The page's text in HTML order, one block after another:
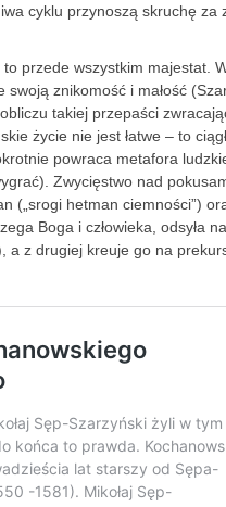
cyklu przynoszą skruchę za
to przede wszystkim majestat.
znikomość i małość
takiej przepaści
życie nie jest łatwe – to
powraca metafora
Zwycięstwo nad
(„srogi hetman ciemności”)
Boga i człowieka, odsyła
a z drugiej kreuje go na